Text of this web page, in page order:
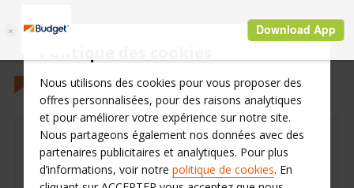
Conditions Assurances
Nous utilisons des cookies pour vous proposer des
offres personnalisées, pour des raisons analytiques
et pour améliorer votre expérience sur notre site.
Nous partageons également nos données avec des
partenaires publicitaires et analytiques. Pour plus
d’informations, voir notre politique de cookies. En